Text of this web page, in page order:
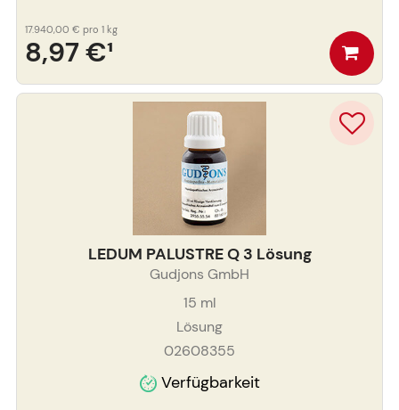
8,97 €¹
17.940,00 € pro 1 kg
LEDUM PALUSTRE Q 3 Lösung
Gudjons GmbH
15 ml
Lösung
02608355
Verfügbarkeit